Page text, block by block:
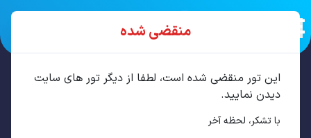
تور استانبول 3 شب مرداد
منقضی شده
این تور منقضی شده است، لطفا از دیگر تور های سایت
دیدن نمایید.
با تشکر، لحظه آخر